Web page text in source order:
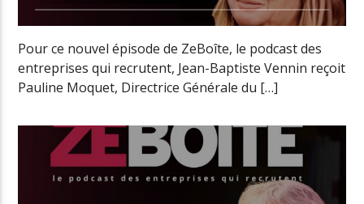
Pour ce nouvel épisode de ZeBoîte, le podcast des
entreprises qui recrutent, Jean-Baptiste Vennin reçoit
Pauline Moquet, Directrice Générale du […]
01:33 READ TIME